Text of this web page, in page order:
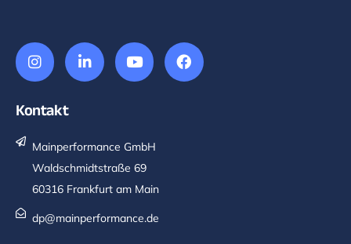
Kontakt
Mainperformance GmbH
Waldschmidtstraße 69
60316 Frankfurt am Main
dp@mainperformance.de